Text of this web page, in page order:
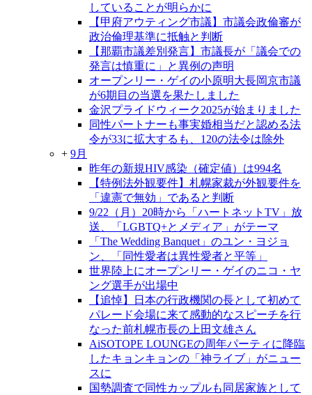
していることが明らかに
【甲府アウティング市議】市議会政倫審が
政治倫理基準に抵触と判断
【那覇市議差別発言】市議長が「議会での
発言は慎重に」と異例の声明
オープンリー・ゲイの小原明大長岡京市議
が6期目の当選を果たしました
金沢プライドウィーク2025が始まりました
同性パートナーも事実婚相当だと認める法
令が33に拡大するも、120の法令は除外
+ 9月
昨年の新規HIV感染（確定値）は994名
【特例法外観要件】札幌家裁が外観要件を
「違憲で無効」であると判断
9/22（月）20時から「ハートネットTV」放
送、「LGBTQ+とメディア」がテーマ
「The Wedding Banquet」のユン・ヨジョ
ン、「同性愛者は異性愛者と平等」
世界陸上にオープンリー・ゲイのニコ・ヤ
ング選手が出場中
【追悼】日本の行政機関の長として初めて
パレード会場に来て感動的なスピーチを行
なった前札幌市長の上田文雄さん
AiSOTOPE LOUNGEの周年パーティに降臨
したキョンキョンの「神ライブ」がニュー
スに
国勢調査で同性カップルも同居家族として